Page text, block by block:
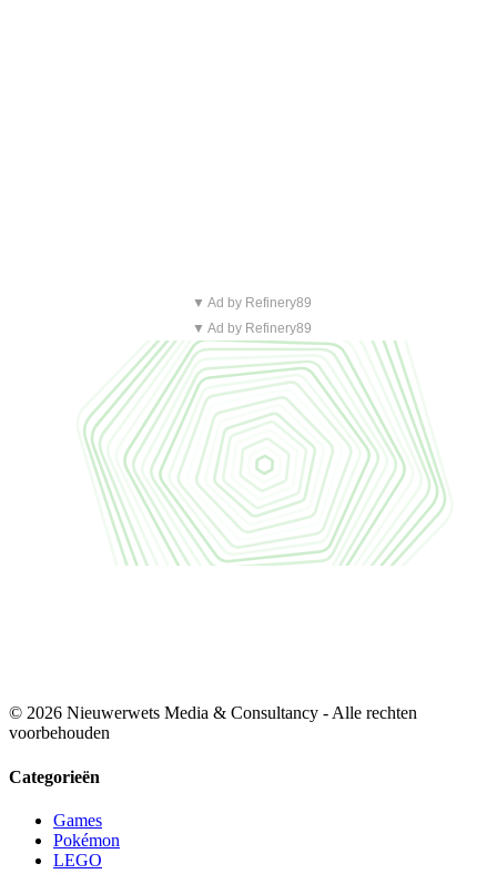
▼ Ad by Refinery89
▼ Ad by Refinery89
© 2026 Nieuwerwets Media & Consultancy - Alle rechten
voorbehouden
Categorieën
Games
Pokémon
LEGO